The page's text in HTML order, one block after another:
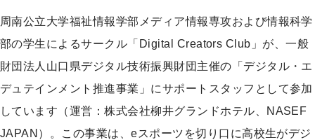
周南公立大学福祉情報学部メディア情報専攻および情報科学
部の学生によるサークル「Digital Creators Club」が、一般
財団法人山口県デジタル技術振興財団主催の「デジタル・エ
デュテインメント推進事業」にサポートスタッフとして参加
しています（運営：株式会社柳井グランドホテル、NASEF
JAPAN）。この事業は、eスポーツを切り口に高校生がデジ